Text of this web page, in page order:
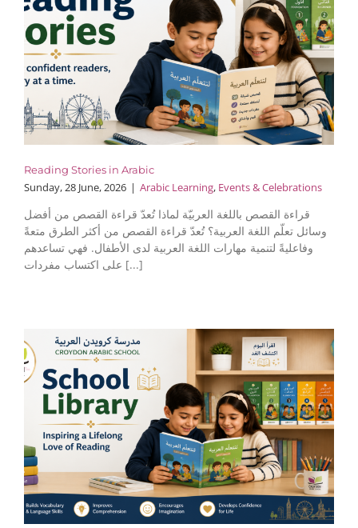
Reading Stories in Arabic
Sunday, 28 June, 2026 | Arabic Learning, Events & Celebrations
قراءة القصص باللغة العربيّة لماذا تُعدّ قراءة القصص من أفضل
وسائل تعلّم اللغة العربية؟ تُعدّ قراءة القصص من أكثر الطرق متعةً
وفاعليةً لتنمية مهارات اللغة العربية لدى الأطفال. فهي تساعدهم
على اكتساب مفردات [...]